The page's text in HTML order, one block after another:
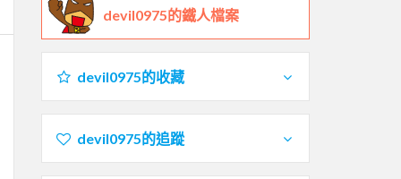
devil0975的鐵人檔案
devil0975的收藏
devil0975的追蹤